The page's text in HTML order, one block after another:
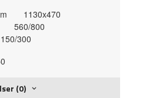
1130x470
560/800
300
(0)